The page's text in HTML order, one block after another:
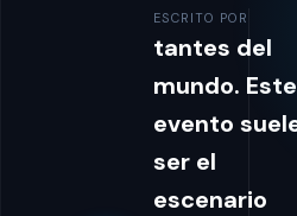
ESCRITO POR
tantes del
mundo. Este
evento
ser el
escenario